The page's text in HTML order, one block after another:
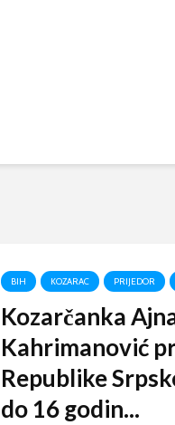
BIH KOZARAC PRIJEDOR
Kozarčanka
Kahrimanović
Republike
do 16 godin...